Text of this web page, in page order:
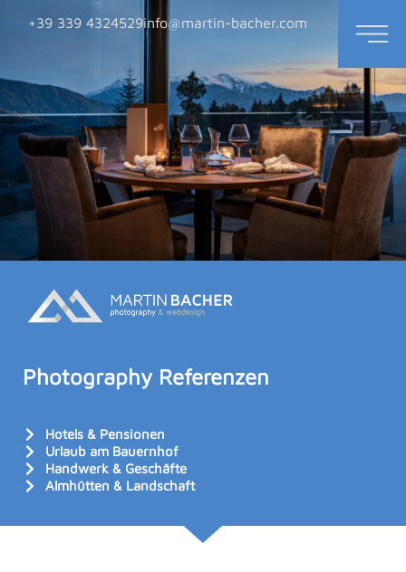
+39 339 4324529info@martin-bacher.com
Photography Referenzen
Hotels & Pensionen
Urlaub am Bauernhof
Handwerk & Geschäfte
Almhütten & Landschaft